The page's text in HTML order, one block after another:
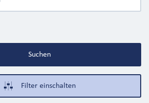
Suchen
Filter einschalten